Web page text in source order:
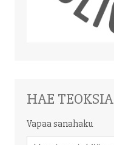
HAE TEOKSIA
Vapaa sanahaku